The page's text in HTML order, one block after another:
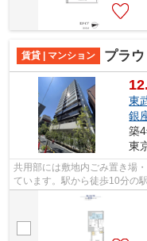
賃貸 | マンション プラウ
東
銀
築
東
共用部には敷地内ごみ置き場
ています。駅から徒歩10分の
きます。こちらは自走式駐車